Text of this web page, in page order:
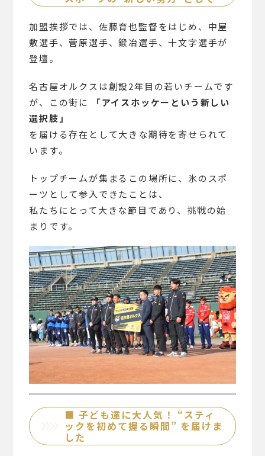
加盟挨拶では、佐藤育也監督をはじめ、中屋
敷選手、菅原選手、鍛冶選手、十文字選手が
登壇。
名古屋オルクスは創設2年目の若いチームです
が、この街に
「アイスホッケーという新しい
選択肢」
を届ける存在として大きな期待を寄せられて
います。
トップチームが集まるこの場所に、氷のスポ
ーツとして参入できたことは、
私たちにとって大きな節目であり、挑戦の始
まりです。
■ 子ども達に大人気！ “スティ
ックを初めて握る瞬間” を届けま
した